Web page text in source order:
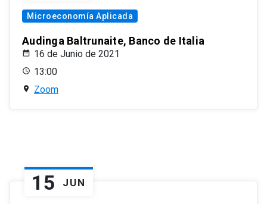
Microeconomía Aplicada
Audinga Baltrunaite, Banco de Italia
16 de Junio de 2021
13:00
Zoom
15 JUN